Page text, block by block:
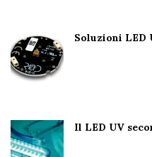
Soluzioni LED
Il LED UV